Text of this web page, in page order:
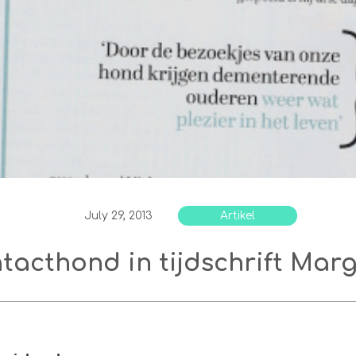
July 29, 2013 Artikel
in tijdschrift